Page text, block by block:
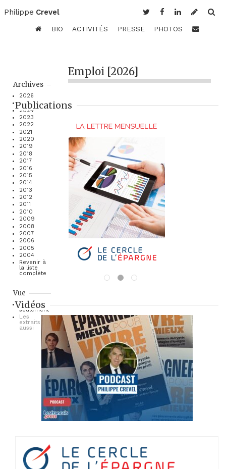
Philippe Crevel
BIO ACTIVITÉS PRESSE PHOTOS
Archives
2026
2025
2024
2023
2022
2021
2020
2019
2018
2017
2016
2015
2014
2013
2012
2011
2010
2009
2008
2007
2006
2005
2004
Revenir à
la liste
complète
Vue
Les titres
seulement
Les
extraits
aussi
Emploi [2026]
Publications
Vidéos